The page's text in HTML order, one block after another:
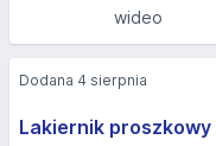
wideo
Lakiernik
Dodana 4 sierpnia